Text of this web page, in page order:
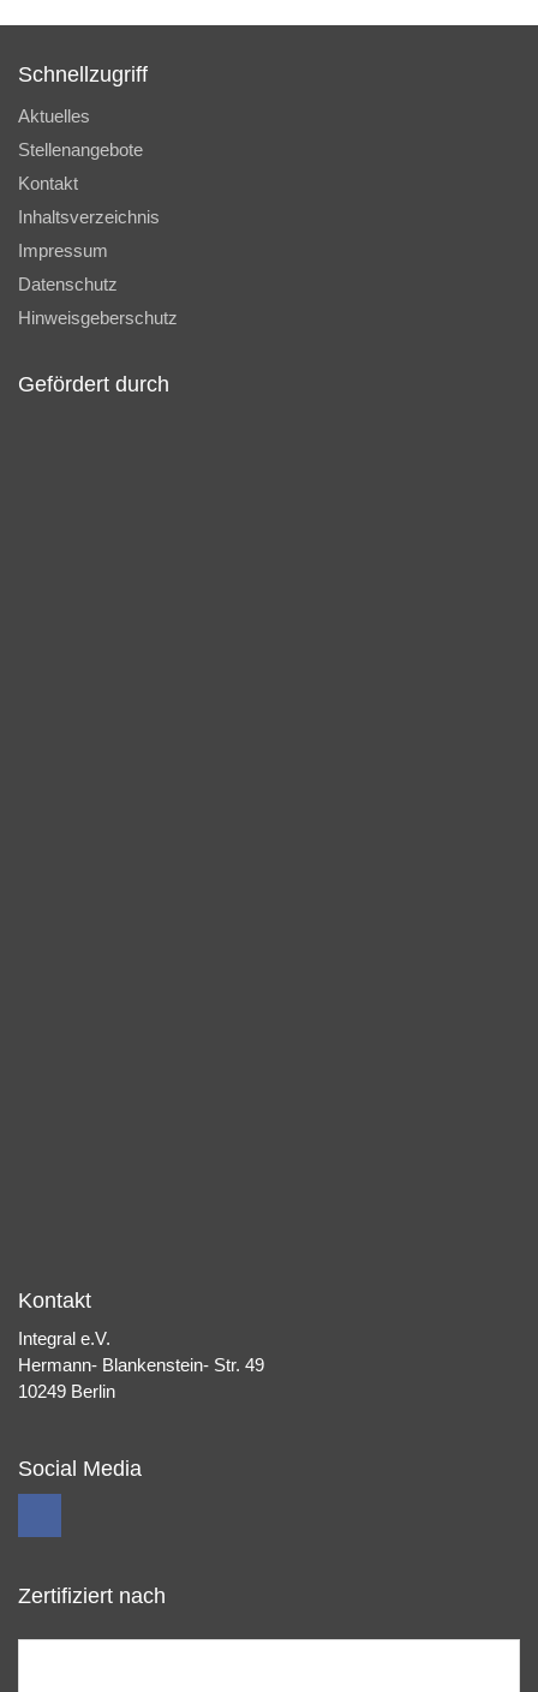
Schnellzugriff
Aktuelles
Stellenangebote
Kontakt
Inhaltsverzeichnis
Impressum
Datenschutz
Hinweisgeberschutz
Gefördert durch
Kontakt
Integral e.V.
Hermann- Blankenstein- Str. 49
10249 Berlin
Social Media
Zertifiziert nach